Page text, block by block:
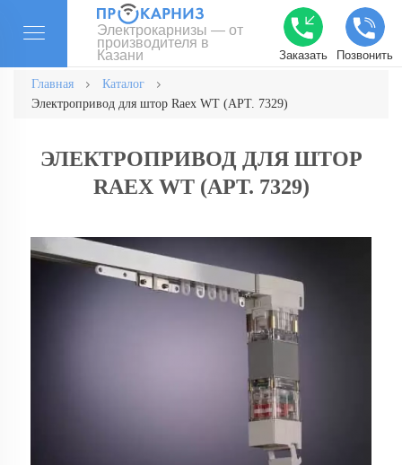
Электрокарнизы — от
производителя в
Казани
Заказать Позвонить
Главная
Каталог
Электропривод для штор Raex WT (АРТ. 7329)
ЭЛЕКТРОПРИВОД ДЛЯ ШТОР
RAEX WT (АРТ. 7329)